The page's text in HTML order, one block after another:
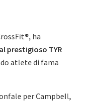
ha
prestigioso TYR
atlete di fama
per Campbell,